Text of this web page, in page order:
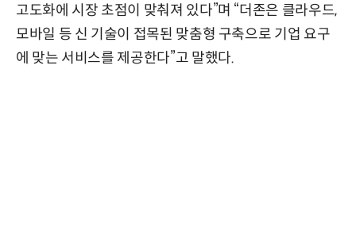
고도화에 시장 초점이 맞춰져 있다”며 “더존은 클라우드,
모바일 등 신 기술이 접목된 맞춤형 구축으로 기업 요구
에 맞는 서비스를 제공한다”고 말했다.